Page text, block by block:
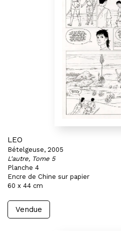
LEO
Bételgeuse, 2005
L'autre, Tome 5
Planche 4
Encre de Chine sur papier
60 x 44 cm
Vendue